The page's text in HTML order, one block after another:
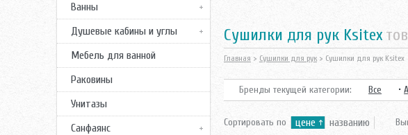
Ванны
Душевые кабины и углы
Мебель для ванной
Раковины
Унитазы
Санфаянс
cушилки для рук Ksitex
Главная > Сушилки для рук > Сушилки для рук Ksitex
Бренды текущей категории: Все •
Сортировать по цене названию